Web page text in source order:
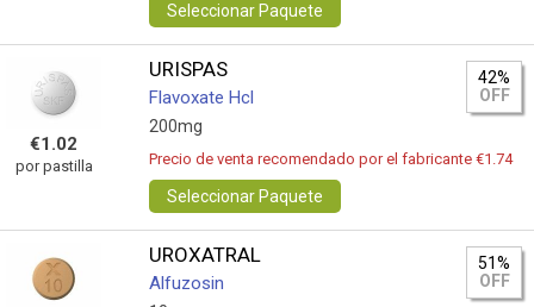
Seleccionar Paquete
€1.02
por pastilla
URISPAS
Flavoxate Hcl
200mg
42%
OFF
Precio de venta recomendado por el fabricante €1.74
Seleccionar Paquete
UROXATRAL
Alfuzosin
51%
OFF